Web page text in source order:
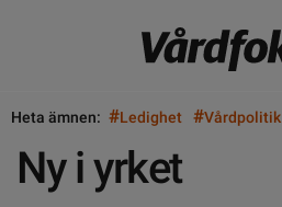
Heta ämnen: #Ledighet #Vårdpolitik
Ny i yrket